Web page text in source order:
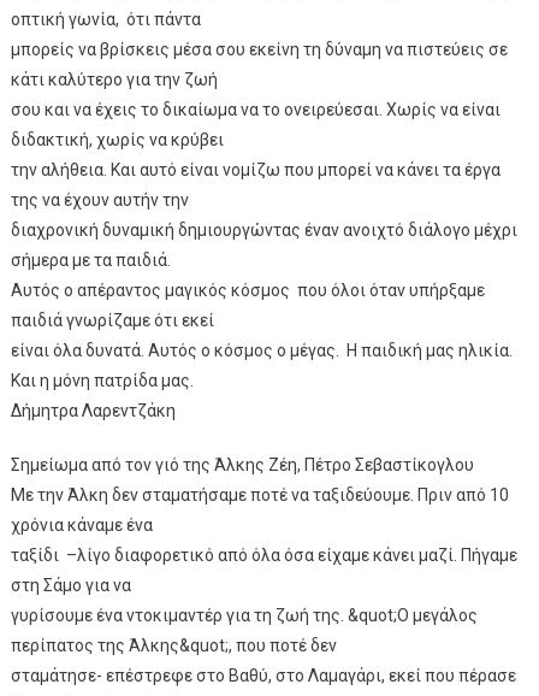
οπτική γωνία, ότι πάντα
μπορείς να βρίσκεις μέσα σου εκείνη τη δύναμη να πιστεύεις σε
κάτι καλύτερο για την ζωή
σου και να έχεις το δικαίωμα να το ονειρεύεσαι. Χωρίς να είναι
διδακτική, χωρίς να κρύβει
την αλήθεια. Και αυτό είναι νομίζω που μπορεί να κάνει τα έργα
της να έχουν αυτήν την
διαχρονική δυναμική δημιουργώντας έναν ανοιχτό διάλογο μέχρι
σήμερα με τα παιδιά.
Αυτός ο απέραντος μαγικός κόσμος που όλοι όταν υπήρξαμε
παιδιά γνωρίζαμε ότι εκεί
είναι όλα δυνατά. Αυτός ο κόσμος ο μέγας. Η παιδική μας ηλικία.
Και η μόνη πατρίδα μας.
Δήμητρα Λαρεντζάκη
Σημείωμα από τον γιό της Άλκης Ζέη, Πέτρο Σεβαστίκογλου
Με την Άλκη δεν σταματήσαμε ποτέ να ταξιδεύουμε. Πριν από 10
χρόνια κάναμε ένα
ταξίδι –λίγο διαφορετικό από όλα όσα είχαμε κάνει μαζί. Πήγαμε
στη Σάμο για να
γυρίσουμε ένα ντοκιμαντέρ για τη ζωή της. &quot;Ο μεγάλος
περίπατος της Άλκης&quot;, που ποτέ δεν
σταμάτησε- επέστρεφε στο Βαθύ, στο Λαμαγάρι, εκεί που πέρασε